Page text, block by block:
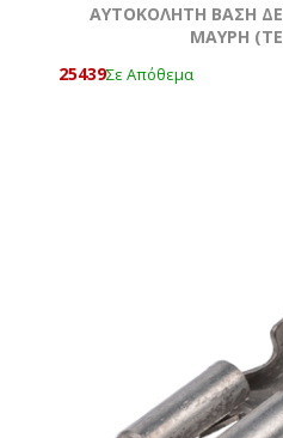
ΑΥΤΟΚΟΛΗΤΗ ΒΑΣΗ
ΜΑΥΡΗ
25439Σε Απόθεμα